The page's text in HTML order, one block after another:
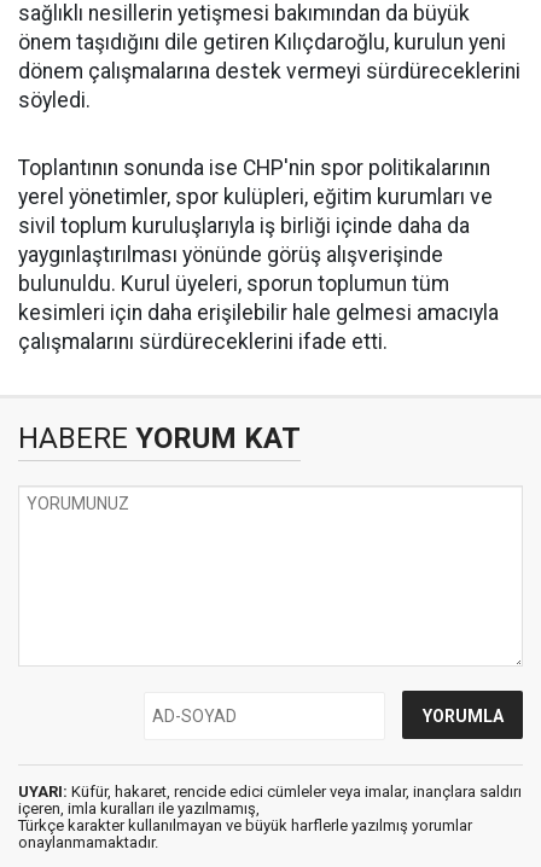
sağlıklı nesillerin yetişmesi bakımından da büyük
önem taşıdığını dile getiren Kılıçdaroğlu, kurulun yeni
dönem çalışmalarına destek vermeyi sürdüreceklerini
söyledi.
Toplantının sonunda ise CHP'nin spor politikalarının
yerel yönetimler, spor kulüpleri, eğitim kurumları ve
sivil toplum kuruluşlarıyla iş birliği içinde daha da
yaygınlaştırılması yönünde görüş alışverişinde
bulunuldu. Kurul üyeleri, sporun toplumun tüm
kesimleri için daha erişilebilir hale gelmesi amacıyla
çalışmalarını sürdüreceklerini ifade etti.
HABERE YORUM KAT
UYARI: Küfür, hakaret, rencide edici cümleler veya imalar, inançlara saldırı
içeren, imla kuralları ile yazılmamış,
Türkçe karakter kullanılmayan ve büyük harflerle yazılmış yorumlar
onaylanmamaktadır.